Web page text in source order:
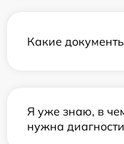
Какие
Я уже знаю, в
нужна